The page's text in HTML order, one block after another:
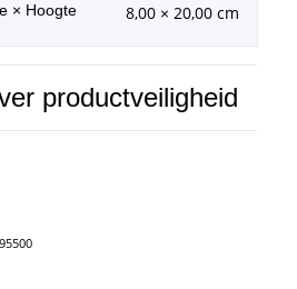
× Hoogte
8,00 × 20,00 cm
productveiligheid